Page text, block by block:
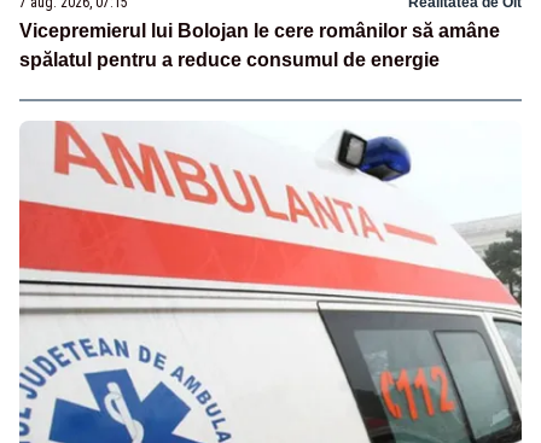
Vicepremierul lui Bolojan le cere românilor să amâne
spălatul pentru a reduce consumul de energie